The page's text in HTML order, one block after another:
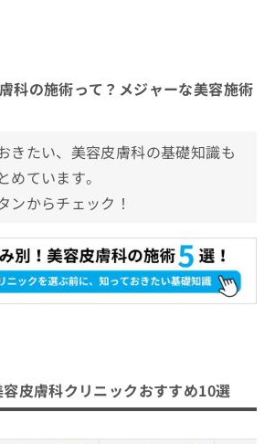
科の施術って？メジャーな美容施術
きたい、美容皮膚科の基礎知識も
めています。
ンからチェック！
皮膚科クリニックおすすめ10選